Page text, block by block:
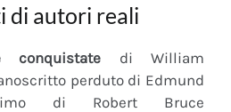
di autori reali
conquistate di William
perduto di Edmund
di Robert Bruce